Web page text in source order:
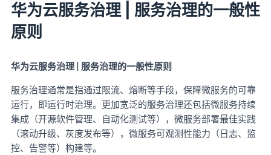
华为云服务治理 | 服务治理的一般性
原则
华为云服务治理 服务治理的一般性原则
服务治理通常是指通过限流、熔断等手段，保障微服务的可靠
运行，即运行时治理。更加宽泛的服务治理还包括微服务持续
集成（开源软件管理、自动化测试等），微服务部署最佳实践
（滚动升级、灰度发布等），微服务可观测性能力（日志、监
控、告警等）构建等。